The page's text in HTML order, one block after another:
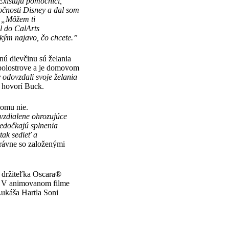
čnosti Disney a dal som
„Môžem ti
do CalArts
ým najavo, čo chcete.”
dievčinu sú želania
a je domovom
odovzdali svoje želania
hovorí Buck.
nie.
ohrozujúce
čkajú splnenia
sedieťa
so založenými
držiteľka Oscara®
animovanom filme
Hartla Soni